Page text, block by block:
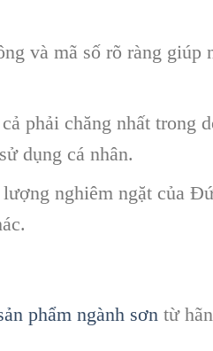
và mã số rõ ràng giúp
phải chăng nhất trong
dụng cá nhân.
nghiêm ngặt của
phẩm ngành sơn từ